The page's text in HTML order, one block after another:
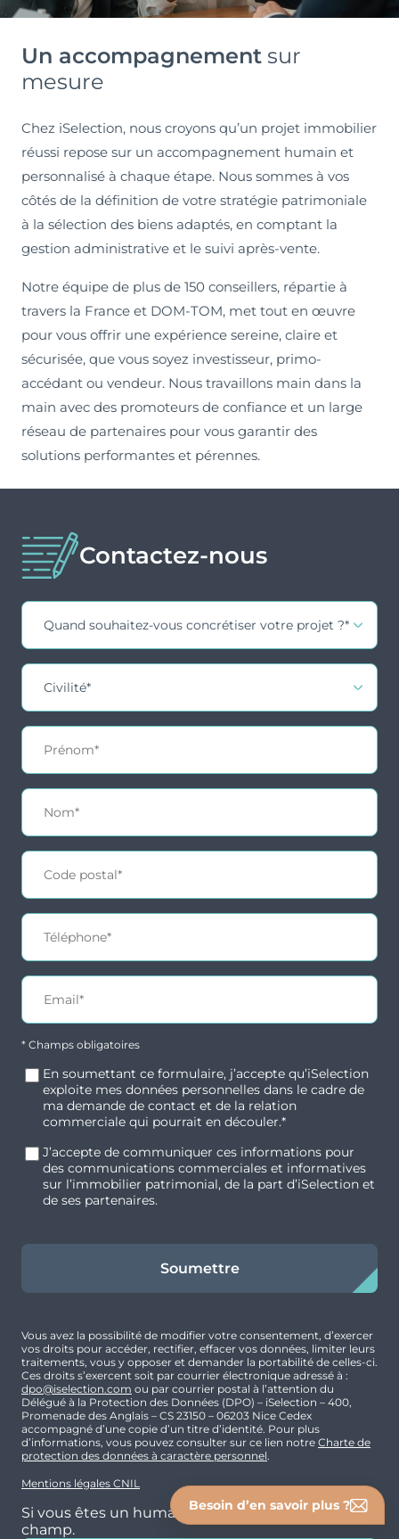
Besoin d’en savoir plus ?
Un accompagnement sur
mesure
Chez iSelection, nous croyons qu’un projet immobilier
réussi repose sur un accompagnement humain et
personnalisé à chaque étape. Nous sommes à vos
côtés de la définition de votre stratégie patrimoniale
à la sélection des biens adaptés, en comptant la
gestion administrative et le suivi après-vente.
Notre équipe de plus de 150 conseillers, répartie à
travers la France et DOM-TOM, met tout en œuvre
pour vous offrir une expérience sereine, claire et
sécurisée, que vous soyez investisseur, primo-
accédant ou vendeur. Nous travaillons main dans la
main avec des promoteurs de confiance et un large
réseau de partenaires pour vous garantir des
solutions performantes et pérennes.
Contactez-nous
Contact
* Champs obligatoires
En soumettant ce formulaire, j’accepte qu’iSelection
exploite mes données personnelles dans le cadre de
ma demande de contact et de la relation
commerciale qui pourrait en découler.*
J’accepte de communiquer ces informations pour
des communications commerciales et informatives
sur l’immobilier patrimonial, de la part d’iSelection et
de ses partenaires.
Soumettre
Vous avez la possibilité de modifier votre consentement, d’exercer
vos droits pour accéder, rectifier, effacer vos données, limiter leurs
traitements, vous y opposer et demander la portabilité de celles-ci.
Ces droits s’exercent soit par courrier électronique adressé à :
dpo@iselection.com ou par courrier postal à l’attention du
Délégué à la Protection des Données (DPO) – iSelection – 400,
Promenade des Anglais – CS 23150 – 06203 Nice Cedex
accompagné d’une copie d’un titre d’identité. Pour plus
d’informations, vous pouvez consulter sur ce lien notre Charte de
protection des données à caractère personnel
Mentions légales CNIL
Si vous êtes un humain, ne remplissez pas ce
champ.